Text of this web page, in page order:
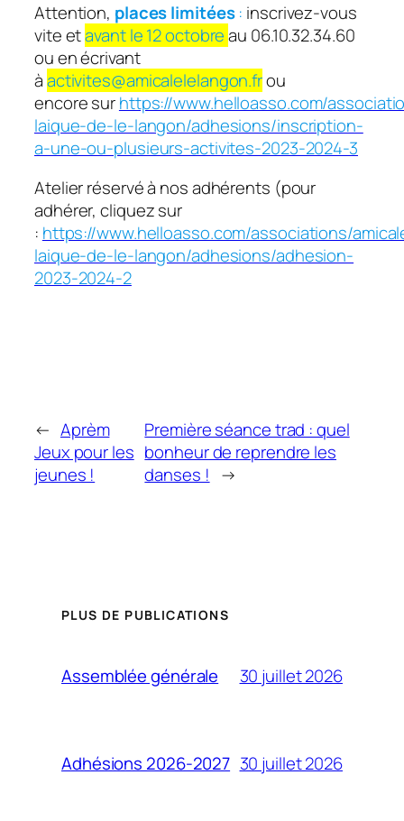
Attention, places limitées: inscrivez-vous
vite etavant le 12 octobreau 06.10.32.34.60
ou en écrivant
àactivites@amicalelelangon.frou
encore surhttps://www.helloasso.com/
laique-de-le-langon/adhesions/inscription-
a-une-ou-plusieurs-activites-2023-2024-3
Atelier réservé à nos adhérents (pour
adhérer, cliquez sur
: https://www.helloasso.com/associations/
laique-de-le-langon/adhesions/adhesion-
2023-2024-2
← Aprèm
Jeux pour les
jeunes !
Première séance trad : quel
bonheur de reprendre les
danses ! →
PLUS DE PUBLICATIONS
Assemblée générale 30 juillet 2026
Adhésions 2026-2027 30 juillet 2026